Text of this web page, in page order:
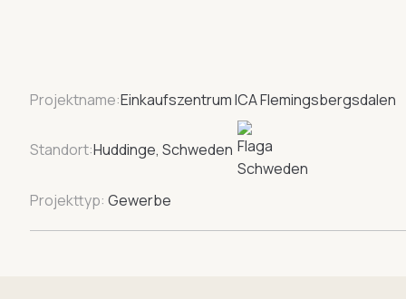
Projektname:Einkaufszentrum ICA Flemingsbergsdalen
Standort:Huddinge, Schweden
Projekttyp: Gewerbe